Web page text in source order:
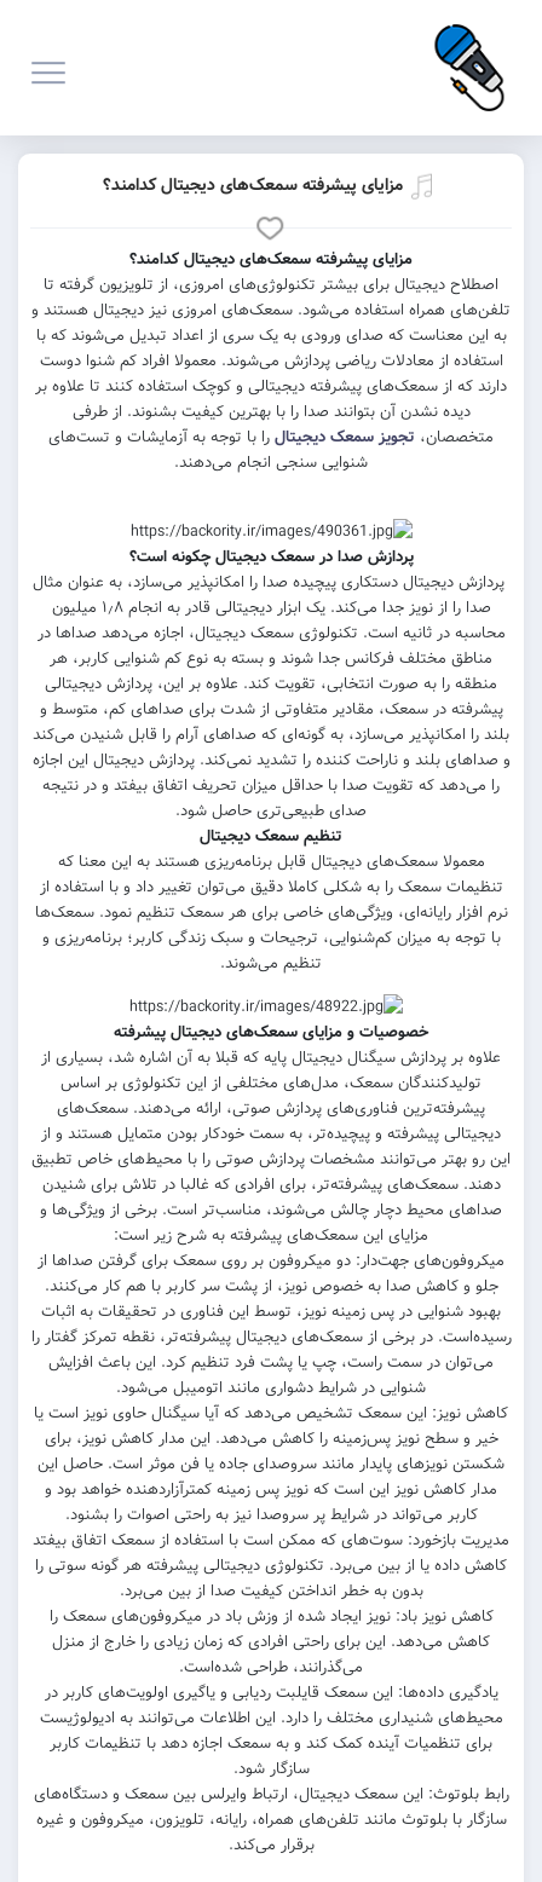
مزایای پیشرفته سمعک‌های دیجیتال کدامند؟
مزایای پیشرفته سمعک‌های دیجیتال کدامند؟
اصطلاح دیجیتال برای بیشتر تکنولوژی‌های امروزی، از تلویزیون گرفته تا
تلفن‌های همراه استفاده می‌شود. سمعک‌های امروزی نیز دیجیتال هستند و
به این معناست که صدای ورودی به یک سری از اعداد تبدیل می‌شوند که با
استفاده از معادلات ریاضی پردازش می‌شوند. معمولا افراد کم شنوا دوست
دارند که از سمعک‌های پیشرفته دیجیتالی و کوچک استفاده کنند تا علاوه بر
دیده نشدن آن بتوانند صدا را با بهترین کیفیت بشنوند. از طرفی
متخصصان، تجویز سمعک دیجیتالرا با توجه به آزمایشات و تست‌های
شنوایی سنجی انجام می‌دهند.
پردازش صدا درسمعک دیجیتال چکونه است؟
پردازش دیجیتال دستکاری پیچیده صدا را امکانپذیر می‌سازد، به عنوان مثال
صدا را از نویز جدا می‌کند. یک ابزار دیجیتالی قادر به انجام ۱٫۸ میلیون
محاسبه در ثانیه است. تکنولوژی سمعک دیجیتال، اجازه می‌دهد صداها در
مناطق مختلف فرکانس جدا شوند و بسته به نوع کم شنوایی کاربر، هر
منطقه را به صورت انتخابی، تقویت کند. علاوه بر این، پردازش دیجیتالی
پیشرفته در سمعک، مقادیر متفاوتی از شدت برای صداهای کم، متوسط و
بلند را امکانپذیر می‌سازد، به گونه‌ای که صداهای آرام را قابل شنیدن می‌کند
و صداهای بلند و ناراحت کننده را تشدید نمی‌کند. پردازش دیجیتال این اجازه
را می‌دهد که تقویت صدا با حداقل میزان تحریف اتفاق بیفتد و در نتیجه
صدای طبیعی‌تری حاصل شود.
تنظیم سمعک دیجیتال
معمولا سمعک‌های دیجیتال قابل برنامه‌ریزی هستند به این معنا که
تنظیمات سمعک را به شکلی کاملا دقیق می‌توان تغییر داد و با استفاده از
نرم افزار رایانه‌ای، ویژگی‌های خاصی برای هر سمعک تنظیم نمود. سمعک‌ها
با توجه به میزان کم‌شنوایی، ترجیحات و سبک زندگی کاربر؛ برنامه‌ریزی و
تنظیم می‌شوند.
خصوصیات و مزایای سمعک‌های دیجیتال پیشرفته
علاوه بر پردازش سیگنال دیجیتال پایه که قبلا به آن اشاره شد، بسیاری از
تولیدکنندگان سمعک، مدل‌های مختلفی از این تکنولوژی بر اساس
پیشرفته‌ترین فناوری‌های پردازش صوتی، ارائه می‌دهند. سمعک‌های
دیجیتالی پیشرفته و پیچیده‌تر، به سمت خودکار بودن متمایل هستند و از
این رو بهتر می‌توانند مشخصات پردازش صوتی را با محیط‌های خاص تطبیق
دهند. سمعک‌های پیشرفته‌تر، برای افرادی که غالبا در تلاش برای شنیدن
صداهای محیط دچار چالش می‌شوند، مناسب‌تر است. برخی از ویژگی‌ها و
مزایای این سمعک‌های پیشرفته به شرح زیر است:
میکروفون‌های جهت‌دار: دو میکروفون بر روی سمعک برای گرفتن صداها از
جلو و کاهش صدا به خصوص نویز، از پشت سر کاربر با هم کار می‌کنند.
بهبود شنوایی در پس زمینه نویز، توسط این فناوری در تحقیقات به اثبات
رسیده‌است. در برخی از سمعک‌های دیجیتال پیشرفته‌تر، نقطه تمرکز گفتار را
می‌توان در سمت راست، چپ یا پشت فرد تنظیم کرد. این باعث افزایش
شنوایی در شرایط دشواری مانند اتومیبل می‌شود.
کاهش نویز: این سمعک تشخیص می‌دهد که آیا سیگنال حاوی نویز است یا
خیر و سطح نویز پس‌زمینه را کاهش می‌دهد. این مدار کاهش نویز، برای
شکستن نویزهای پایدار مانند سروصدای جاده یا فن موثر است. حاصل این
مدار کاهش نویز این است که نویز پس زمینه کمترآزاردهنده خواهد بود و
کاربر می‌تواند در شرایط پر سروصدا نیز به راحتی اصوات را بشنود.
مدیریت بازخورد: سوت‌های که ممکن است با استفاده از سمعک اتفاق بیفتد
کاهش داده یا از بین می‌برد. تکنولوژی دیجیتالی پیشرفته هر گونه سوتی را
بدون به خطر انداختن کیفیت صدا از بین می‌برد.
کاهش نویز باد: نویز ایجاد شده از وزش باد در میکروفون‌های سمعک را
کاهش می‌دهد. این برای راحتی افرادی که زمان زیادی را خارج از منزل
می‌گذرانند، طراحی شده‌است.
یادگیری داده‌ها: این سمعک قایلبت ردیابی و یاگیری اولویت‌های کاربر در
محیط‌های شنیداری مختلف را دارد. این اطلاعات می‌توانند به ادیولوژیست
برای تنظمیات آینده کمک کند و به سمعک اجازه دهد با تنظیمات کاربر
سازگار شود.
رابط بلوتوث: این سمعک دیجیتال، ارتباط وایرلس بین سمعک و دستگاه‌های
سازگار با بلوتوث مانند تلفن‌های همراه، رایانه، تلویزون، میکروفون و غیره
برقرار می‌کند.